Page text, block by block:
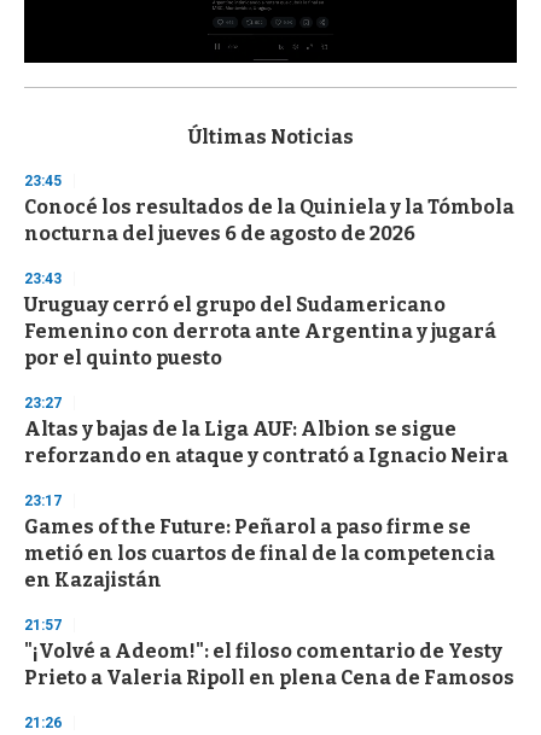
s
d
s
o
f
3
s
e
c
o
d
s
Últimas Noticias
23:45
Conocé los resultados de la Quiniela y la Tómbola
nocturna del jueves 6 de agosto de 2026
23:43
Uruguay cerró el grupo del Sudamericano
Femenino con derrota ante Argentina y jugará
por el quinto puesto
23:27
Altas y bajas de la Liga AUF: Albion se sigue
reforzando en ataque y contrató a Ignacio Neira
23:17
Games of the Future: Peñarol a paso firme se
metió en los cuartos de final de la competencia
en Kazajistán
21:57
"¡Volvé a Adeom!": el filoso comentario de Yesty
Prieto a Valeria Ripoll en plena Cena de Famosos
21:26